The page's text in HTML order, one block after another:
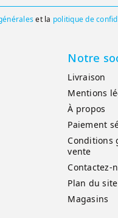
et la politique de
Notre
Livraison
Mentions
À propos
Paiement
Conditions
vente
Contactez-
Plan du site
Magasins